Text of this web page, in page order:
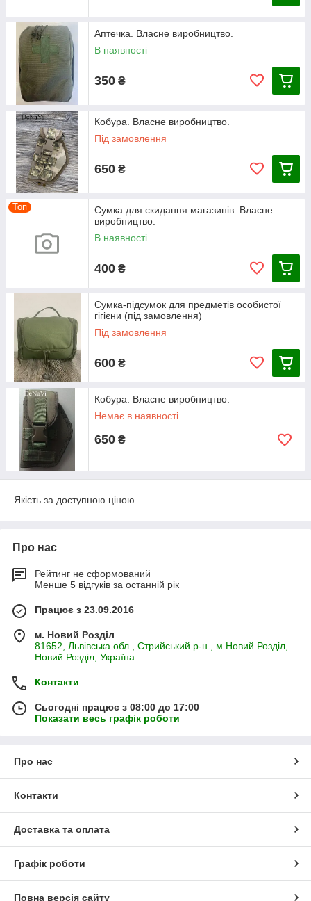
Аптечка. Власне виробництво.
В наявності
350 ₴
Кобура. Власне виробництво.
Під замовлення
650 ₴
Топ
Сумка для скидання магазинів. Власне
виробництво.
В наявності
400 ₴
Сумка-підсумок для предметів особистої
гігієни (під замовлення)
Під замовлення
600 ₴
Кобура. Власне виробництво.
Немає в наявності
650 ₴
Якість за доступною ціною
Про нас
Рейтинг не сформований
Менше 5 відгуків за останній рік
Працює з 23.09.2016
м. Новий Розділ
81652, Львівська обл., Стрийський р-н., м.Новий Розділ,
Новий Розділ, Україна
Контакти
Сьогодні працює з 08:00 до 17:00
Показати весь графік роботи
Про нас
Контакти
Доставка та оплата
Графік роботи
Повна версія сайту